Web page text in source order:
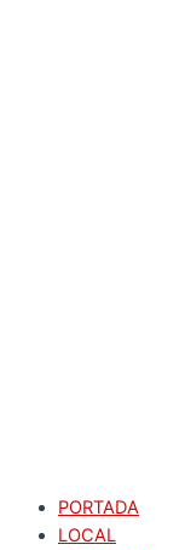
PORTADA
LOCAL